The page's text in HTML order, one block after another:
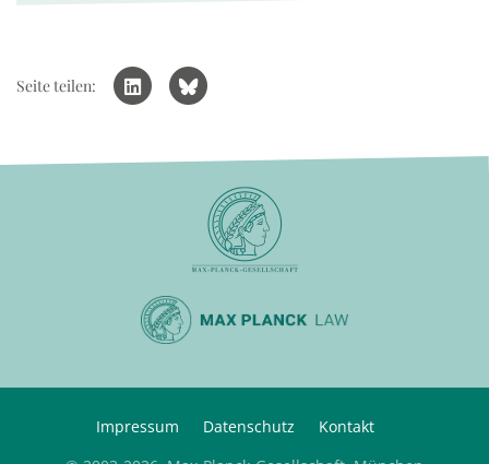
Seite teilen:
Impressum Datenschutz
Kontakt